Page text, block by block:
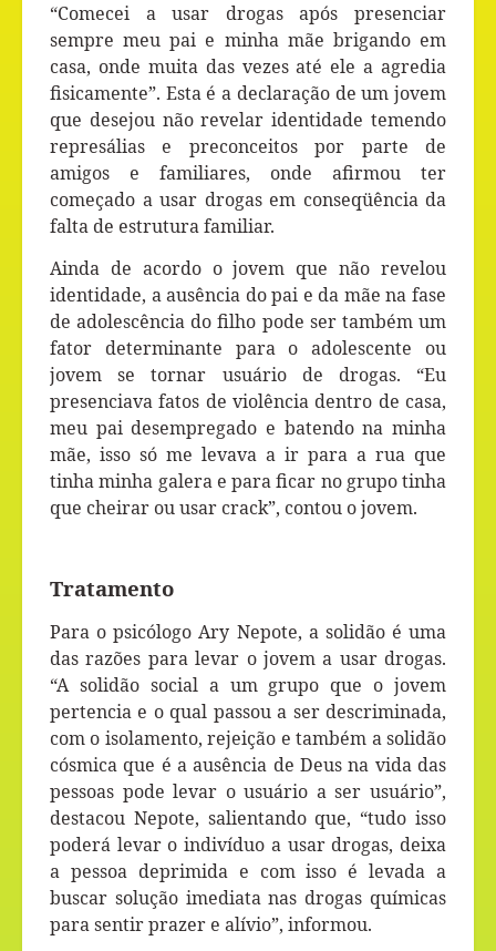
“Comecei a usar drogas após presenciar
sempre meu pai e minha mãe brigando em
casa, onde muita das vezes até ele a agredia
fisicamente”. Esta é a declaração de um jovem
que desejou não revelar identidade temendo
represálias e preconceitos por parte de
amigos e familiares, onde afirmou ter
começado a usar drogas em conseqüência da
falta de estrutura familiar.
Ainda de acordo o jovem que não revelou
identidade, a ausência do pai e da mãe na fase
de adolescência do filho pode ser também um
fator determinante para o adolescente ou
jovem se tornar usuário de drogas. “Eu
presenciava fatos de violência dentro de casa,
meu pai desempregado e batendo na minha
mãe, isso só me levava a ir para a rua que
tinha minha galera e para ficar no grupo tinha
que cheirar ou usar crack”, contou o jovem.
Tratamento
Para o psicólogo Ary Nepote, a solidão é uma
das razões para levar o jovem a usar drogas.
“A solidão social a um grupo que o jovem
pertencia e o qual passou a ser descriminada,
com o isolamento, rejeição e também a solidão
cósmica que é a ausência de Deus na vida das
pessoas pode levar o usuário a ser usuário”,
destacou Nepote, salientando que, “tudo isso
poderá levar o indivíduo a usar drogas, deixa
a pessoa deprimida e com isso é levada a
buscar solução imediata nas drogas químicas
para sentir prazer e alívio”, informou.